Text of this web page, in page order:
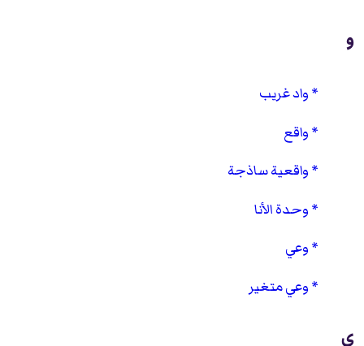
و
واد غريب
واقع
واقعية ساذجة
وحدة الأنا
وعي
وعي متغير
ي